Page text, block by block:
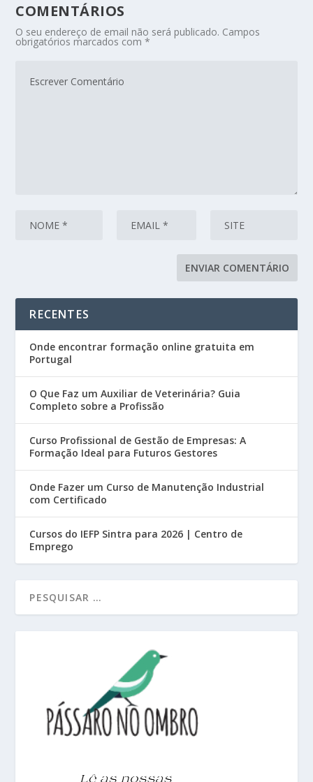
COMENTÁRIOS
O seu endereço de email não será publicado. Campos
obrigatórios marcados com*
RECENTES
Onde encontrar formação online gratuita em
Portugal
O Que Faz um Auxiliar de Veterinária? Guia
Completo sobre a Profissão
Curso Profissional de Gestão de Empresas: A
Formação Ideal para Futuros Gestores
Onde Fazer um Curso de Manutenção Industrial
com Certificado
Cursos do IEFP Sintra para 2026 | Centro de
Emprego